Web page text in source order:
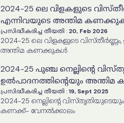
2024-25 ലെ വിളകളുടെ
എന്നിവയുടെ അന്തിമ
പ്രസിദ്ധീകരിച്ച തീയതി : 20, Feb 2026
2024-25 ലെ വിളകളുടെ
അന്തിമ കണക്കുകൾ
2024-25 പുഞ്ച നെല്ലിന്റെ
ഉൽപാദനത്തിന്റെയും അന്തിമ
പ്രസിദ്ധീകരിച്ച തീയതി :19, Sept 2025
2024-25 നെല്ലിന്റെ വിസ്തൃതിയുടെയും ഉൽപാദനത്തിന്റെയും അന്തിമ
കണക്ക്- വേനൽക്കാലം